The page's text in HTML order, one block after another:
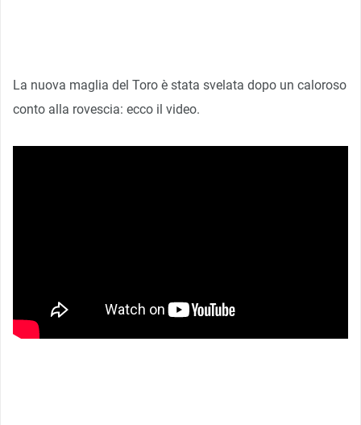
La nuova maglia del Toro è stata svelata dopo un caloroso
conto alla rovescia: ecco il video.